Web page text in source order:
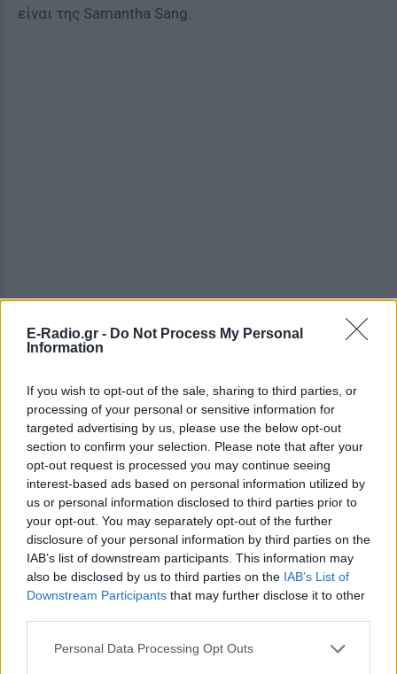
E-Radio.gr - Do Not Process My Personal
Information
If you wish to opt-out of the sale, sharing to third parties, or
processing of your personal or sensitive information for
targeted advertising by us, please use the below opt-out
section to confirm your selection. Please note that after your
opt-out request is processed you may continue seeing
interest-based ads based on personal information utilized by
us or personal information disclosed to third parties prior to
your opt-out. You may separately opt-out of the further
disclosure of your personal information by third parties on the
IAB’s list of downstream participants. This information may
also be disclosed by us to third parties on the IAB’s List of
Downstream Participants that may further disclose it to other
Personal Data Processing Opt Outs
είναι της Samantha Sang.
12. Λατρέψαμε το
τραγουδοποιού BC Jean και μιλάει για προσωπικό
της βίωμα.